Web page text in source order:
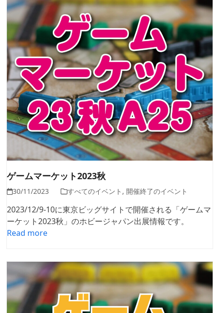
ゲームマーケット2023秋
30/11/2023 すべてのイベント , 開催終了のイベント
2023/12/9-10に東京ビッグサイトで開催される「ゲームマ
ーケット2023秋」のホビージャパン出展情報です。
Read more